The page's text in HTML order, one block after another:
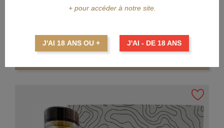
DZAMA Vieux 15Y
+ pour accéder à notre site.
J'AI 18 ANS OU + J'AI - DE 18 ANS